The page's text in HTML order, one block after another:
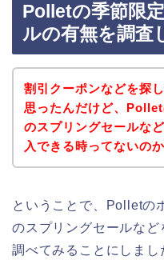
Polletの季節限
ルの有無を調査
割引クーポンなどを探
思ったんだけど、
のスプリングセールな
入できる時ってないのか
ということで、Polletの
のスプリングセールな
調べてみることにしまし